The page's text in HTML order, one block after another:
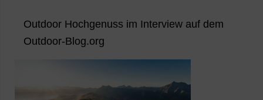
Outdoor Hochgenuss im Interview auf dem
Outdoor-Blog.org